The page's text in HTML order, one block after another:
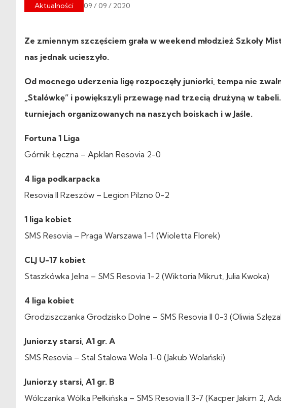
Aktualności 09 / 09 / 2020
Ze zmiennym szczęściem grała w weekend młodzież Szkoły
nas jednak ucieszyło.
Od mocnego uderzenia ligę rozpoczęły juniorki, tempa nie
„Stalówkę” i powiększyli przewagę nad trzecią drużyną w
turniejach organizowanych na naszych boiskach i w Jaśle.
Fortuna 1 Liga
Górnik Łęczna – Apklan Resovia 2-0
4 liga podkarpacka
Resovia II Rzeszów – Legion Pilzno 0-2
1 liga kobiet
SMS Resovia – Praga Warszawa 1-1 (Wioletta Florek)
CLJ U-17 kobiet
Staszkówka Jelna – SMS Resovia 1-2 (Wiktoria Mikrut, Julia Kwoka)
4 liga kobiet
Grodziszczanka Grodzisko Dolne – SMS Resovia II 0-3 (Oliwia
Juniorzy starsi, A1 gr. A
SMS Resovia – Stal Stalowa Wola 1-0 (Jakub Wolański)
Juniorzy starsi, A1 gr. B
Wólczanka Wólka Pełkińska – SMS Resovia II 3-7 (Kacper Jakim 2,